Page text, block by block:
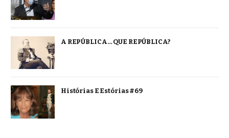
A REPÚBLICA… QUE REPÚBLICA?
Histórias E Estórias #69